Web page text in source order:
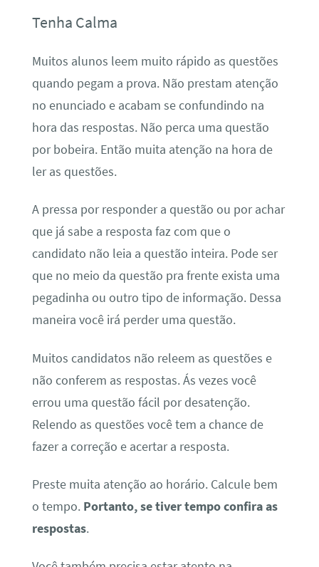
Tenha Calma
Muitos alunos leem muito rápido as questões
quando pegam a prova. Não prestam atenção
no enunciado e acabam se confundindo na
hora das respostas. Não perca uma questão
por bobeira. Então muita atenção na hora de
ler as questões.
A pressa por responder a questão ou por achar
que já sabe a resposta faz com que o
candidato não leia a questão inteira. Pode ser
que no meio da questão pra frente exista uma
pegadinha ou outro tipo de informação. Dessa
maneira você irá perder uma questão.
Muitos candidatos não releem as questões e
não conferem as respostas. Ás vezes você
errou uma questão fácil por desatenção.
Relendo as questões você tem a chance de
fazer a correção e acertar a resposta.
Preste muita atenção ao horário. Calcule bem
o tempo. Portanto, se tiver tempo confira as
respostas.